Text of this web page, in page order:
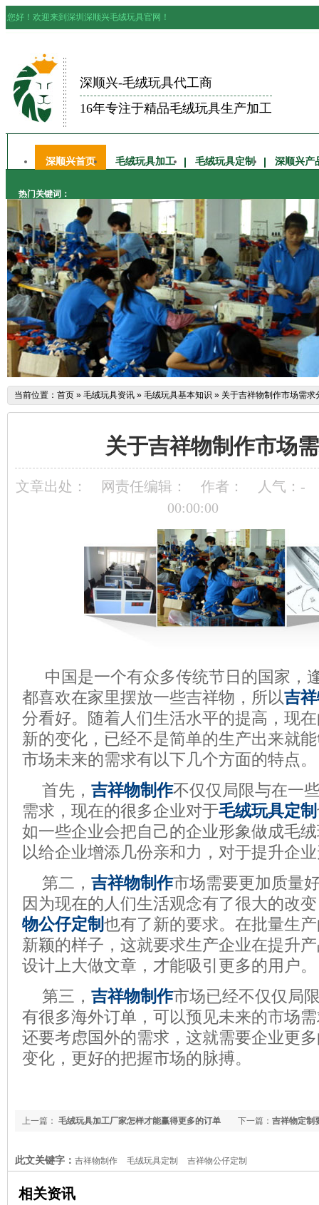
您好！欢迎来到深圳深顺兴毛绒玩具官网！
深顺兴-毛绒玩具代工商
16年专注于精品毛绒玩具生产加工
深顺兴首页 毛绒玩具加工 毛绒玩具定制 深顺兴产
热门关键词：
当前位置： 首页 » 毛绒玩具资讯 » 毛绒玩具基本知识 » 关于吉祥物制作市场需求
关于吉祥物制作市场
文章出处： 网责任编辑： 作者： 人气： -
00:00:00
中国是一个有众多传统节日的国家，
都喜欢在家里摆放一些吉祥物，所以吉
分看好。随着人们生活水平的提高，现
新的变化，已经不是简单的生产出来就
市场未来的需求有以下几个方面的特点。
首先， 吉祥物制作不仅仅局限与在一
需求，现在的很多企业对于毛绒玩具定制
如一些企业会把自己的企业形象做成毛
以给企业增添几份亲和力，对于提升企
第二， 吉祥物制作市场需要更加质量
因为现在的人们生活观念有了很大的改
物公仔定制也有了新的要求。在批量生
新颖的样子，这就要求生产企业在提升
设计上大做文章，才能吸引更多的用户。
第三， 吉祥物制作市场已经不仅仅局
有很多海外订单，可以预见未来的市场
还要考虑国外的需求，这就需要企业更
变化，更好的把握市场的脉搏。
下一篇： 吉祥物定制
上一篇： 毛绒玩具加工厂家怎样才能赢得更多的订单
此文关键字： 吉祥物制作 毛绒玩具定制 吉祥物公仔定制
相关资讯